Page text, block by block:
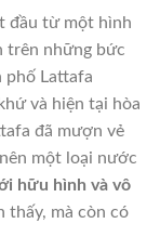
đầu từ một hình
trên những bức
phố Lattafa
và hiện tại hòa
đã mượn vẻ
một loại nước
hữu hình và vô
thấy, mà còn có